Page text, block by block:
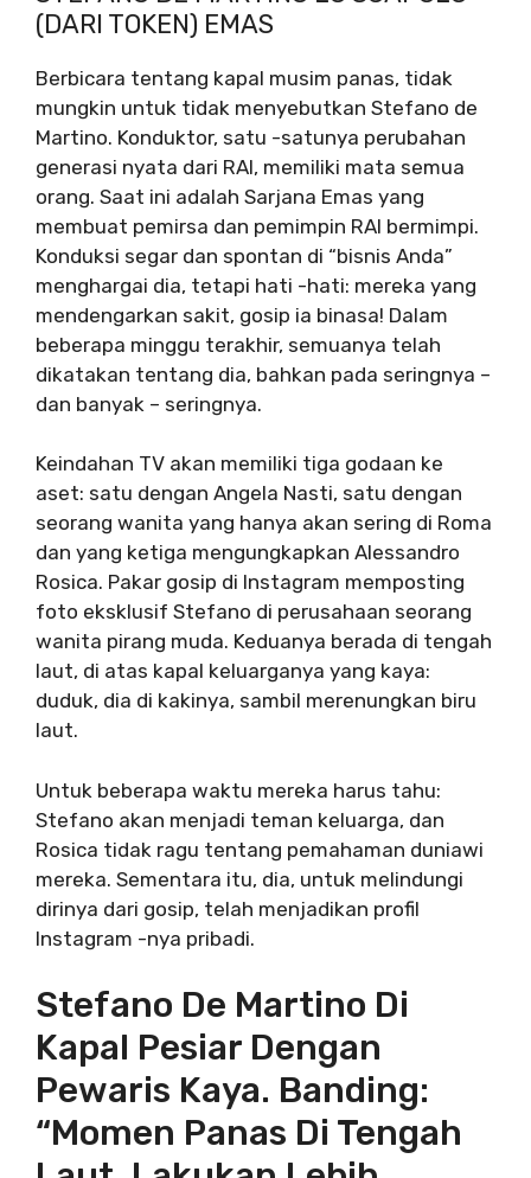
(DARI TOKEN) EMAS
Berbicara tentang kapal musim panas, tidak
mungkin untuk tidak menyebutkan Stefano de
Martino. Konduktor, satu -satunya perubahan
generasi nyata dari RAI, memiliki mata semua
orang. Saat ini adalah Sarjana Emas yang
membuat pemirsa dan pemimpin RAI bermimpi.
Konduksi segar dan spontan di “bisnis Anda”
menghargai dia, tetapi hati -hati: mereka yang
mendengarkan sakit, gosip ia binasa! Dalam
beberapa minggu terakhir, semuanya telah
dikatakan tentang dia, bahkan pada seringnya –
dan banyak – seringnya.
Keindahan TV akan memiliki tiga godaan ke
aset: satu dengan Angela Nasti, satu dengan
seorang wanita yang hanya akan sering di Roma
dan yang ketiga mengungkapkan Alessandro
Rosica. Pakar gosip di Instagram memposting
foto eksklusif Stefano di perusahaan seorang
wanita pirang muda. Keduanya berada di tengah
laut, di atas kapal keluarganya yang kaya:
duduk, dia di kakinya, sambil merenungkan biru
laut.
Untuk beberapa waktu mereka harus tahu:
Stefano akan menjadi teman keluarga, dan
Rosica tidak ragu tentang pemahaman duniawi
mereka. Sementara itu, dia, untuk melindungi
dirinya dari gosip, telah menjadikan profil
Instagram -nya pribadi.
Stefano De Martino Di
Kapal Pesiar Dengan
Pewaris Kaya. Banding:
“Momen Panas Di Tengah